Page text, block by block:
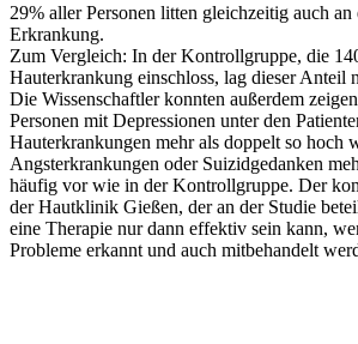
29% aller Personen litten gleichzeitig auch an
Erkrankung.
Zum Vergleich: In der Kontrollgruppe, die
Hauterkrankung einschloss, lag dieser Anteil
Die Wissenschaftler konnten außerdem
Personen mit Depressionen unter den
Hauterkrankungen mehr als doppelt so hoch
Angsterkrankungen oder Suizidgedanken
häufig vor wie in der Kontrollgruppe. Der
der Hautklinik Gießen, der an der Studie
eine Therapie nur dann effektiv sein kann,
Probleme erkannt und auch mitbehandelt